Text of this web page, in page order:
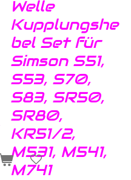
Welle
Kupplungshe
bel Set für
Simson S51,
S53, S70,
S83, SR50,
SR80,
KR51/2,
M531, M541,
M741